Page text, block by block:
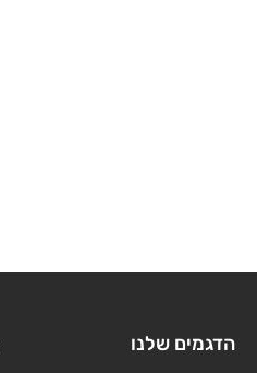
הדגמים שלנו